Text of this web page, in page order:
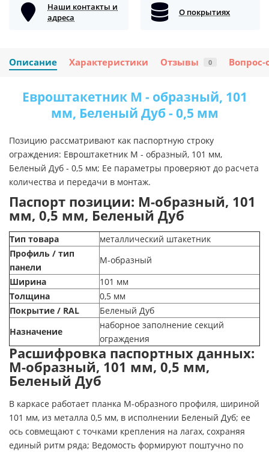
Наши контакты и
адреса
О покрытиях
Описание Характеристики Отзывы 0 Вопрос-
Евроштакетник М - образный, 101
мм, Беленый Дуб - 0,5 мм
Позицию рассматривают как паспортную строку
ограждения: Евроштакетник М - образный, 101 мм,
Беленый Дуб - 0,5 мм; Ее параметры проверяют до расчета
количества и передачи в монтаж.
Паспорт позиции: М-образный, 101
мм, 0,5 мм, Беленый Дуб
Тип товара
металлический штакетник
Профиль / тип
панели
М-образный
Ширина
101 мм
Толщина
0,5 мм
Покрытие / RAL
Беленый Дуб
Назначение
наборное заполнение секций
ограждения
Расшифровка паспортных данных:
М-образный, 101 мм, 0,5 мм,
Беленый Дуб
В каркасе работает планка М-образного профиля, шириной
101 мм, из металла 0,5 мм, в исполнении Беленый Дуб; ее
ось совмещают с точками крепления на лагах, сохраняя
единый ритм ряда; Ведомость формируют поштучно по